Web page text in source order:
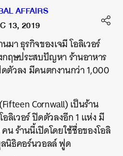
AFFAIRS
13, 2019
มา ธุรกิจของเจมี โอลิเวอร์
กฤษประสบปัญหา ร้านอาหาร
ตัวลง มีคนตกงานกว่า 1,000
Cornwall) เป็นร้าน
อลิเวอร์ ปิดตัวลงอีก 1 แห่ง มี
น ร้านนี้เปิดโดยใช้ชื่อของโอลิ
ลนิธิคอร์นวอลล์ ฟูด